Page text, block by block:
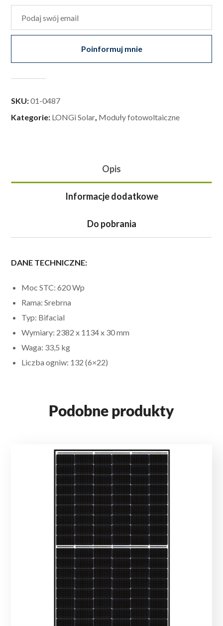
Poinformuj mnie
SKU:01-0487
Kategorie: LONGi Solar, Moduły fotowoltaiczne
Opis
Informacje dodatkowe
Do pobrania
DANE TECHNICZNE:
Moc STC: 620 Wp
Rama: Srebrna
Typ: Bifacial
Wymiary: 2382 x 1134 x 30 mm
Waga: 33,5 kg
Liczba ogniw: 132 (6×22)
Podobne produkty